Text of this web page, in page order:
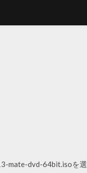
mate-dvd-64bit.isoを選